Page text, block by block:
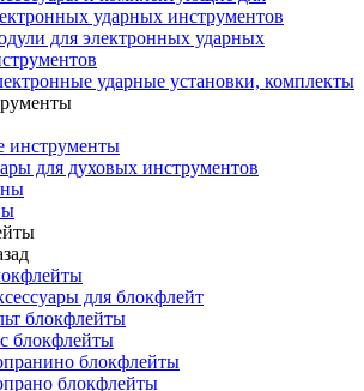
ударных инструментов
для электронных ударных
ударные установки, комплекты
инструменты
для духовых инструментов
для блокфлейт
блокфлейты
блокфлейты
блокфлейты
блокфлейты